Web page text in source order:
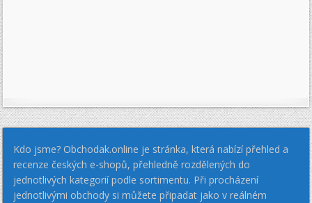
Kdo jsme? Obchodak.online je stránka, která nabízí přehled a
recenze českých e-shopů, přehledně rozdělených do
jednotlivých kategorií podle sortimentu. Při procházení
jednotlivými obchody si můžete připadat jako v reálném